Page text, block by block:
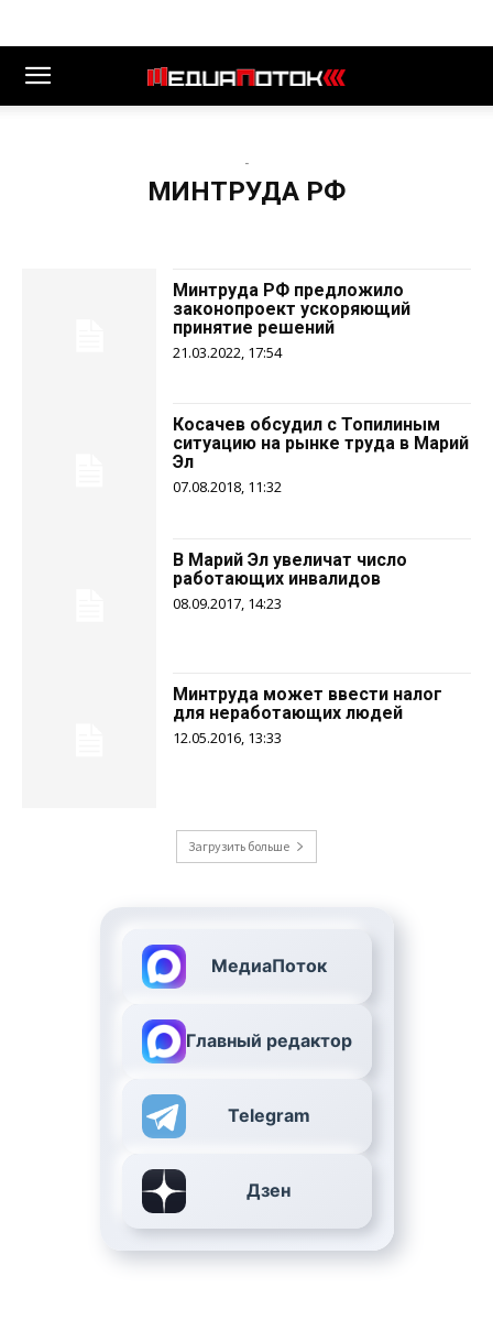
-
МИНТРУДА РФ
Минтруда РФ предложило
законопроект ускоряющий
принятие решений
21.03.2022, 17:54
Косачев обсудил с Топилиным
ситуацию на рынке труда в Марий
Эл
07.08.2018, 11:32
В Марий Эл увеличат число
работающих инвалидов
08.09.2017, 14:23
Минтруда может ввести налог
для неработающих людей
12.05.2016, 13:33
Загрузить больше
МедиаПоток
Главный редактор
Telegram
Дзен